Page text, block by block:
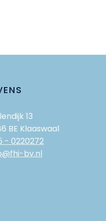
13
BE Klaaswaal
- 0220272
bv.nl